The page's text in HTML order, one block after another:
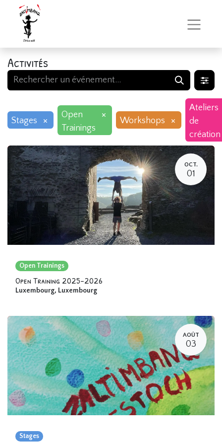
Activités
Stages ×
Open
Trainings
×
Workshops ×
Ateliers
de
création
OCT.
01
Open Trainings
Open Training 2025-2026
Luxembourg, Luxembourg
AOÛT
03
Stages